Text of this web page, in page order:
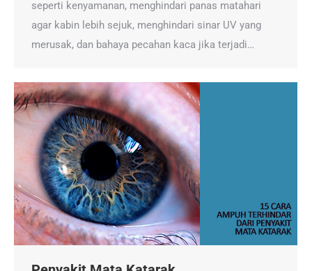
seperti kenyamanan, menghindari panas matahari
agar kabin lebih sejuk, menghindari sinar UV yang
merusak, dan bahaya pecahan kaca jika terjadi…